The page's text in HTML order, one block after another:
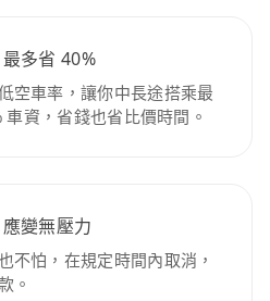
多省 40%
空車率，讓你中長途搭乘最
車資，省錢也省比價時間。
變無壓力
不怕，在規定時間內取消，
。